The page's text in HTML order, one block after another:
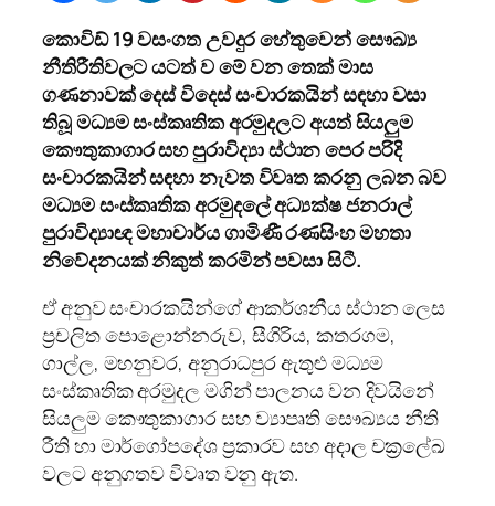
කොවිඩ් 19 වසංගත උවදුර හේතුවෙන් සෞඛ්‍ය
නීතිරීතිවලට යටත්ව මේ වන තෙක් මාස
ගණනාවක් දෙස් විදෙස් සංචාරකයින් සඳහා වසා
තිබූ මධ්‍යම සංස්කෘතික අරමුදලට අයත් සියලුම
කෞතුකාගාරසහ පුරාවිද්‍යා ස්ථාන පෙර පරිදි
සංචාරකයින් සඳහානැවත විවෘත කරනු ලබන බව
මධ්‍යම සංස්කෘතික අරමුදලේ අධ්‍යක්ෂ ජනරාල්
පුරාවිද්‍යාඥ මහාචාර්ය ගාමිණී රණසිංහ මහතා
නිවේදනයක් නිකුත් කරමින් පවසා සිටී.
ඒ අනුව සංචාරකයින්ගේ ආකර්ශනීය ස්ථාන ලෙස
ප්‍රචලිත පොළොන්නරුව, සීගිරිය, කතරගම,
ගාල්ල, මහනුවර, අනුරාධපුර ඇතුළු මධ්‍යම
සංස්කෘතික අරමුදල මගින් පාලනය වන දිවයිනේ
සියලුම කෞතුකාගාර සහ ව්‍යාපෘති සෞඛ්‍යය නීති
රීති හා මාර්ගෝපදේශ ප්‍රකාරව සහ අදාල චක්‍රලේඛ
වලට අනුගතව විවෘත වනු ඇත.